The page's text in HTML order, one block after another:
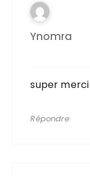
Ynomra
super
Répondre